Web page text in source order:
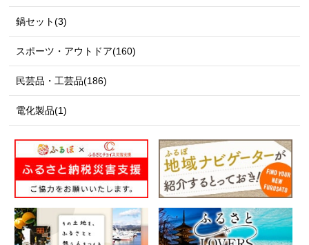
鍋セット(3)
スポーツ・アウトドア(160)
民芸品・工芸品(186)
電化製品(1)